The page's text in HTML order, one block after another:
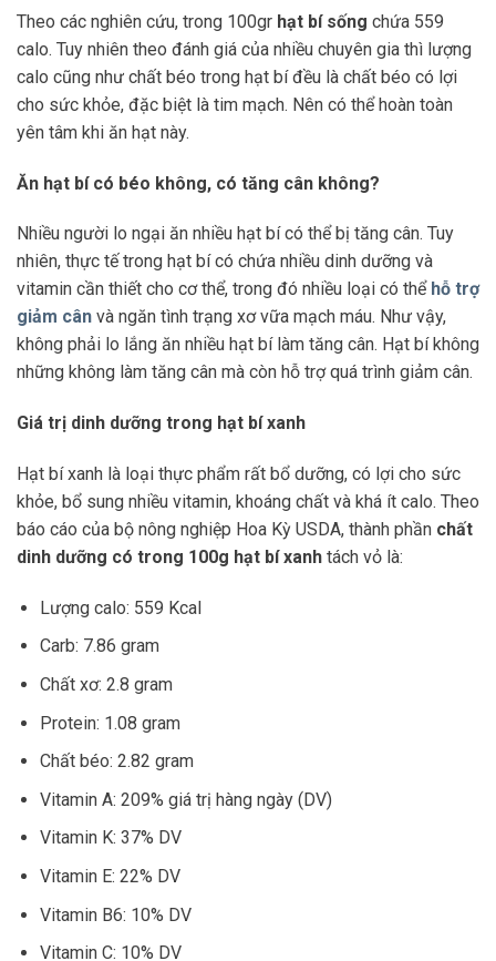
Theo các nghiên cứu, trong 100gr hạt bí sống chứa 559
calo. Tuy nhiên theo đánh giá của nhiều chuyên gia thì lượng
calo cũng như chất béo trong hạt bí đều là chất béo có lợi
cho sức khỏe, đặc biệt là tim mạch. Nên có thể hoàn toàn
yên tâm khi ăn hạt này.
Ăn hạt bí có béo không, có tăng cân không?
Nhiều người lo ngại ăn nhiều hạt bí có thể bị tăng cân. Tuy
nhiên, thực tế trong hạt bí có chứa nhiều dinh dưỡng và
vitamin cần thiết cho cơ thể, trong đó nhiều loại có thể hỗ trợ
giảm cân và ngăn tình trạng xơ vữa mạch máu. Như vậy,
không phải lo lắng ăn nhiều hạt bí làm tăng cân. Hạt bí không
những không làm tăng cân mà còn hỗ trợ quá trình giảm cân.
Giá trị dinh dưỡng trong hạt bí xanh
Hạt bí xanh là loại thực phẩm rất bổ dưỡng, có lợi cho sức
khỏe, bổ sung nhiều vitamin, khoáng chất và khá ít calo. Theo
báo cáo của bộ nông nghiệp Hoa Kỳ USDA, thành phần chất
dinh dưỡng có trong 100g hạt bí xanh tách vỏ là:
Lượng calo: 559 Kcal
Carb: 7.86 gram
Chất xơ: 2.8 gram
Protein: 1.08 gram
Chất béo: 2.82 gram
Vitamin A: 209% giá trị hàng ngày (DV)
Vitamin K: 37% DV
Vitamin E: 22% DV
Vitamin B6: 10% DV
Vitamin C: 10% DV